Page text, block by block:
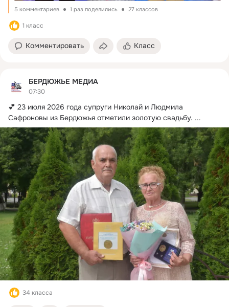
5 комментариев 1 раз поделились 27 классов
1 класс
Комментировать Класс
БЕРДЮЖЬЕ МЕДИА
07:30
💕 23 июля 2026 года супруги Николай и Людмила
Сафроновы из Бердюжья отметили золотую свадьбу. ...
34 класса